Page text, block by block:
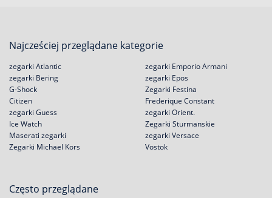
Najcześciej przeglądane kategorie
zegarki Atlantic
zegarki Bering
G-Shock
Citizen
zegarki Emporio Armani
zegarki Epos
Zegarki Festina
Frederique Constant
zegarki Guess
Ice Watch
Maserati zegarki
Zegarki Michael Kors
zegarki Orient.
Zegarki Sturmanskie
zegarki Versace
Vostok
Często przeglądane